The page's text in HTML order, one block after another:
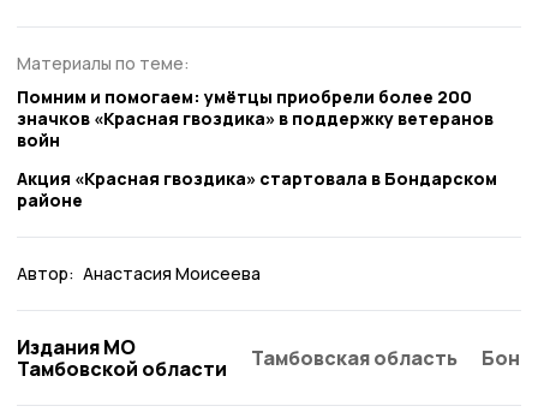
Материалы по теме:
Помним и помогаем: умётцы приобрели более 200
значков «Красная гвоздика» в поддержку ветеранов
войн
Акция «Красная гвоздика» стартовала в Бондарском
районе
Автор: Анастасия Моисеева
Издания МО
Тамбовской области
Тамбовская область